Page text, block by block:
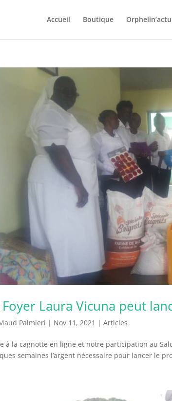
Accueil Boutique Orphelin’actu
Foyer Laura Vicuna peut
Palmieri | Nov 11, 2021 |Articles
à la cagnotte en ligne et notre participation au
semaines l’argent nécessaire pour lancer le